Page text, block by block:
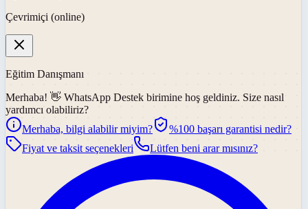
Çevrimiçi (online)
Eğitim Danışmanı
Merhaba! 👋 WhatsApp Destek birimine hoş geldiniz. Size nasıl
yardımcı olabiliriz?
Merhaba, bilgi alabilir miyim?
%100 başarı garantisi nedir?
Fiyat ve taksit seçenekleri
Lütfen beni arar mısınız?